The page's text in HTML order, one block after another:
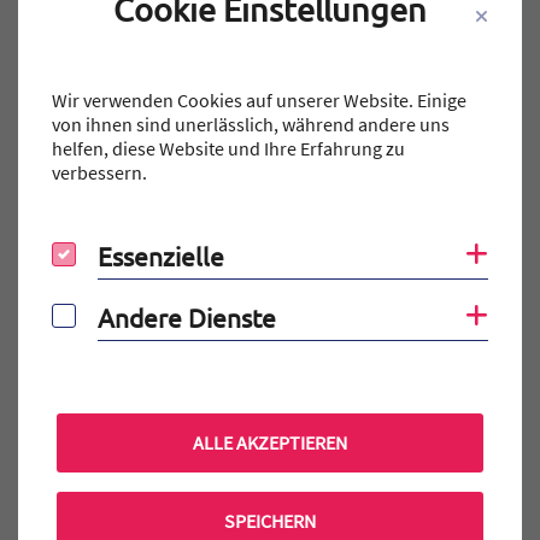
Mic – Wie jedes Jahr fand vom 17.10. bis zum 19.10. auch
dieses Jahr die…
WEITERLESEN
Veröffentlicht am:
18.10.2024
Cookie Einstellungen
Wir verwenden Cookies auf unserer Website. Einige
von ihnen sind unerlässlich, während andere uns
helfen, diese Website und Ihre Erfahrung zu
verbessern.
Essenzielle
Essenzielle
Andere Dienste
Andere Dienste
ALLE AKZEPTIEREN
SPEICHERN